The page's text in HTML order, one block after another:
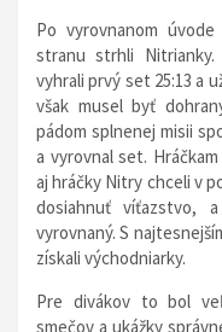
Po vyrovnanom
stranu strhli
vyhrali prvý set 25:13 a
však musel byť
pádom splnenej misii
a vyrovnal set.
aj hráčky Nitry chceli v
dosiahnuť
vyrovnaný. S
získali východniarky.
Pre divákov to bol
smečov a ukážky